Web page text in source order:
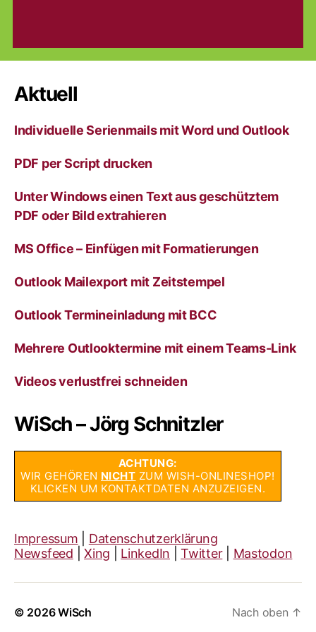
Aktuell
Individuelle Serienmails mit Word und Outlook
PDF per Script drucken
Unter Windows einen Text aus geschütztem
PDF oder Bild extrahieren
MS Office – Einfügen mit Formatierungen
Outlook Mailexport mit Zeitstempel
Outlook Termineinladung mit BCC
Mehrere Outlooktermine mit einem Teams-Link
Videos verlustfrei schneiden
WiSch – Jörg Schnitzler
ACHTUNG:
WIR GEHÖREN NICHT ZUM WISH-ONLINESHOP!
KLICKEN UM KONTAKTDATEN ANZUZEIGEN.
Impressum
Datenschutzerklärung
Newsfeed |Xing LinkedIn |Twitter Mastodon
© 2026WiSch
Nach oben ↑